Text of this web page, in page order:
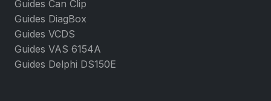
Guides Can Clip
Guides DiagBox
Guides VCDS
Guides VAS 6154A
Guides Delphi DS150E